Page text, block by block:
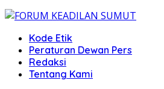
Kode Etik
Peraturan Dewan Pers
Redaksi
Tentang Kami